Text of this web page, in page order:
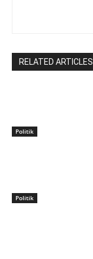
RELATED ARTICLES
Politik
Politik